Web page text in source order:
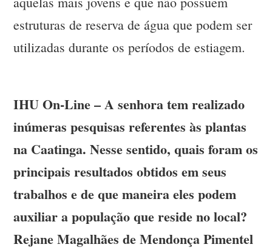
estruturas de reserva de água que podem ser
utilizadas durante os períodos de estiagem.
IHU On-Line – A senhora tem realizado
inúmeras pesquisas referentes às plantas
na Caatinga. Nesse sentido, quais foram os
principais resultados obtidos em seus
trabalhos e de que maneira eles podem
auxiliar a população que reside no local?
Rejane Magalhães de Mendonça Pimentel